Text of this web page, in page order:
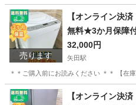
売ります
【オンライン決
無料★3か月保障
2023年★ES-
32,000円
矢田駅
＊＊ご購入前にお読みください ＊＊ 【在
大阪 大阪市 矢田駅 生活家電
【オンライン決